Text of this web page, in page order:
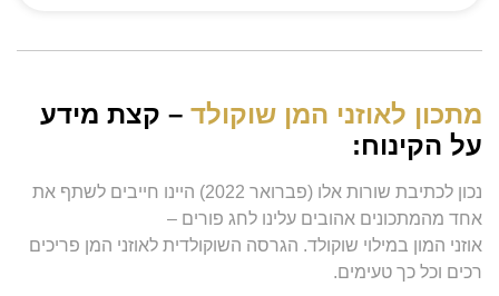
מתכון לאוזני המן שוקולד – קצת מידע
על הקינוח:
נכון לכתיבת שורות אלו (פברואר 2022) היינו חייבים לשתף את
אחד מהמתכונים אהובים עלינו לחג פורים –
אוזני המון במילוי שוקולד. הגרסה השוקולדית לאוזני המן פריכים
רכים וכל כך טעימים.